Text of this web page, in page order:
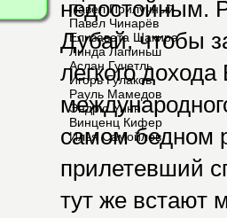
Павел Прилучный
Павел Чинарёв
Елизавета Шакира
Линда Лапиньш
Аслан Гучетль
Игорь Гулаков
Рауль Мамедов
Эндрю Уинн
Винценц Кифер
Илья Самойлов
недостойным.
Дубай, чтобы
легкого
самом бедном
прилетевший
тут же встают